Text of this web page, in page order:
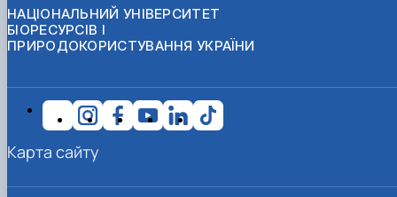
НАЦІОНАЛЬНИЙ УНІВЕРСИТЕТ
БІОРЕСУРСІВ І
ПРИРОДОКОРИСТУВАННЯ УКРАЇНИ
Карта сайту